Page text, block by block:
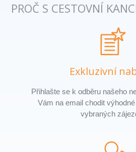
PROČ S CESTOVNÍ
Exkluzivní
Přihlašte se k odběru našeho
Vám na email chodit
vybraných